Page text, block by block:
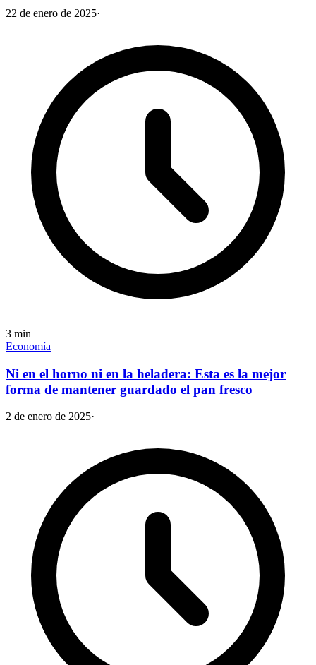
22 de enero de 2025·
3 min
Economía
Ni en el horno ni en la heladera: Esta es la mejor
forma de mantener guardado el pan fresco
2 de enero de 2025·